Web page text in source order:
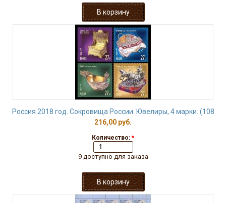
Россия 2018 год. Сокровища России. Ювелиры, 4 марки. (108
216,00 руб.
Количество: *
9 доступно для заказа